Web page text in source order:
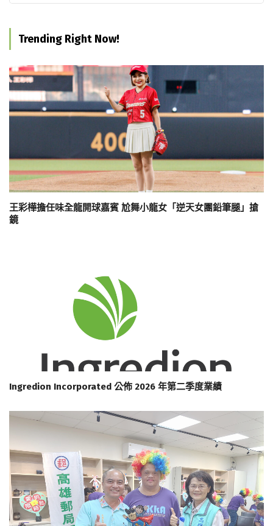
Trending Right Now!
王彩樺擔任味全龍開球嘉賓 尬舞小龍女「逆天女團鉛筆腿」搶
鏡
Ingredion Incorporated 公佈 2026 年第二季度業績